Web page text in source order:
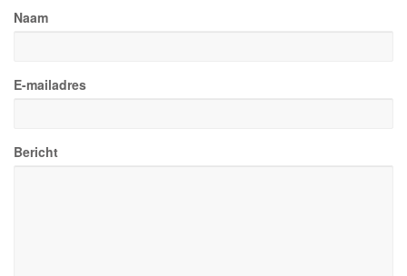
Naam
E-mailadres
Bericht